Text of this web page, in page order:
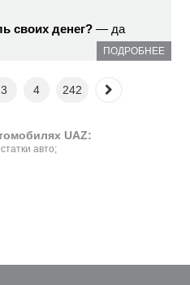
своих денег? — да
ПОДРОБНЕЕ
3 4 242
UAZ:
авто;